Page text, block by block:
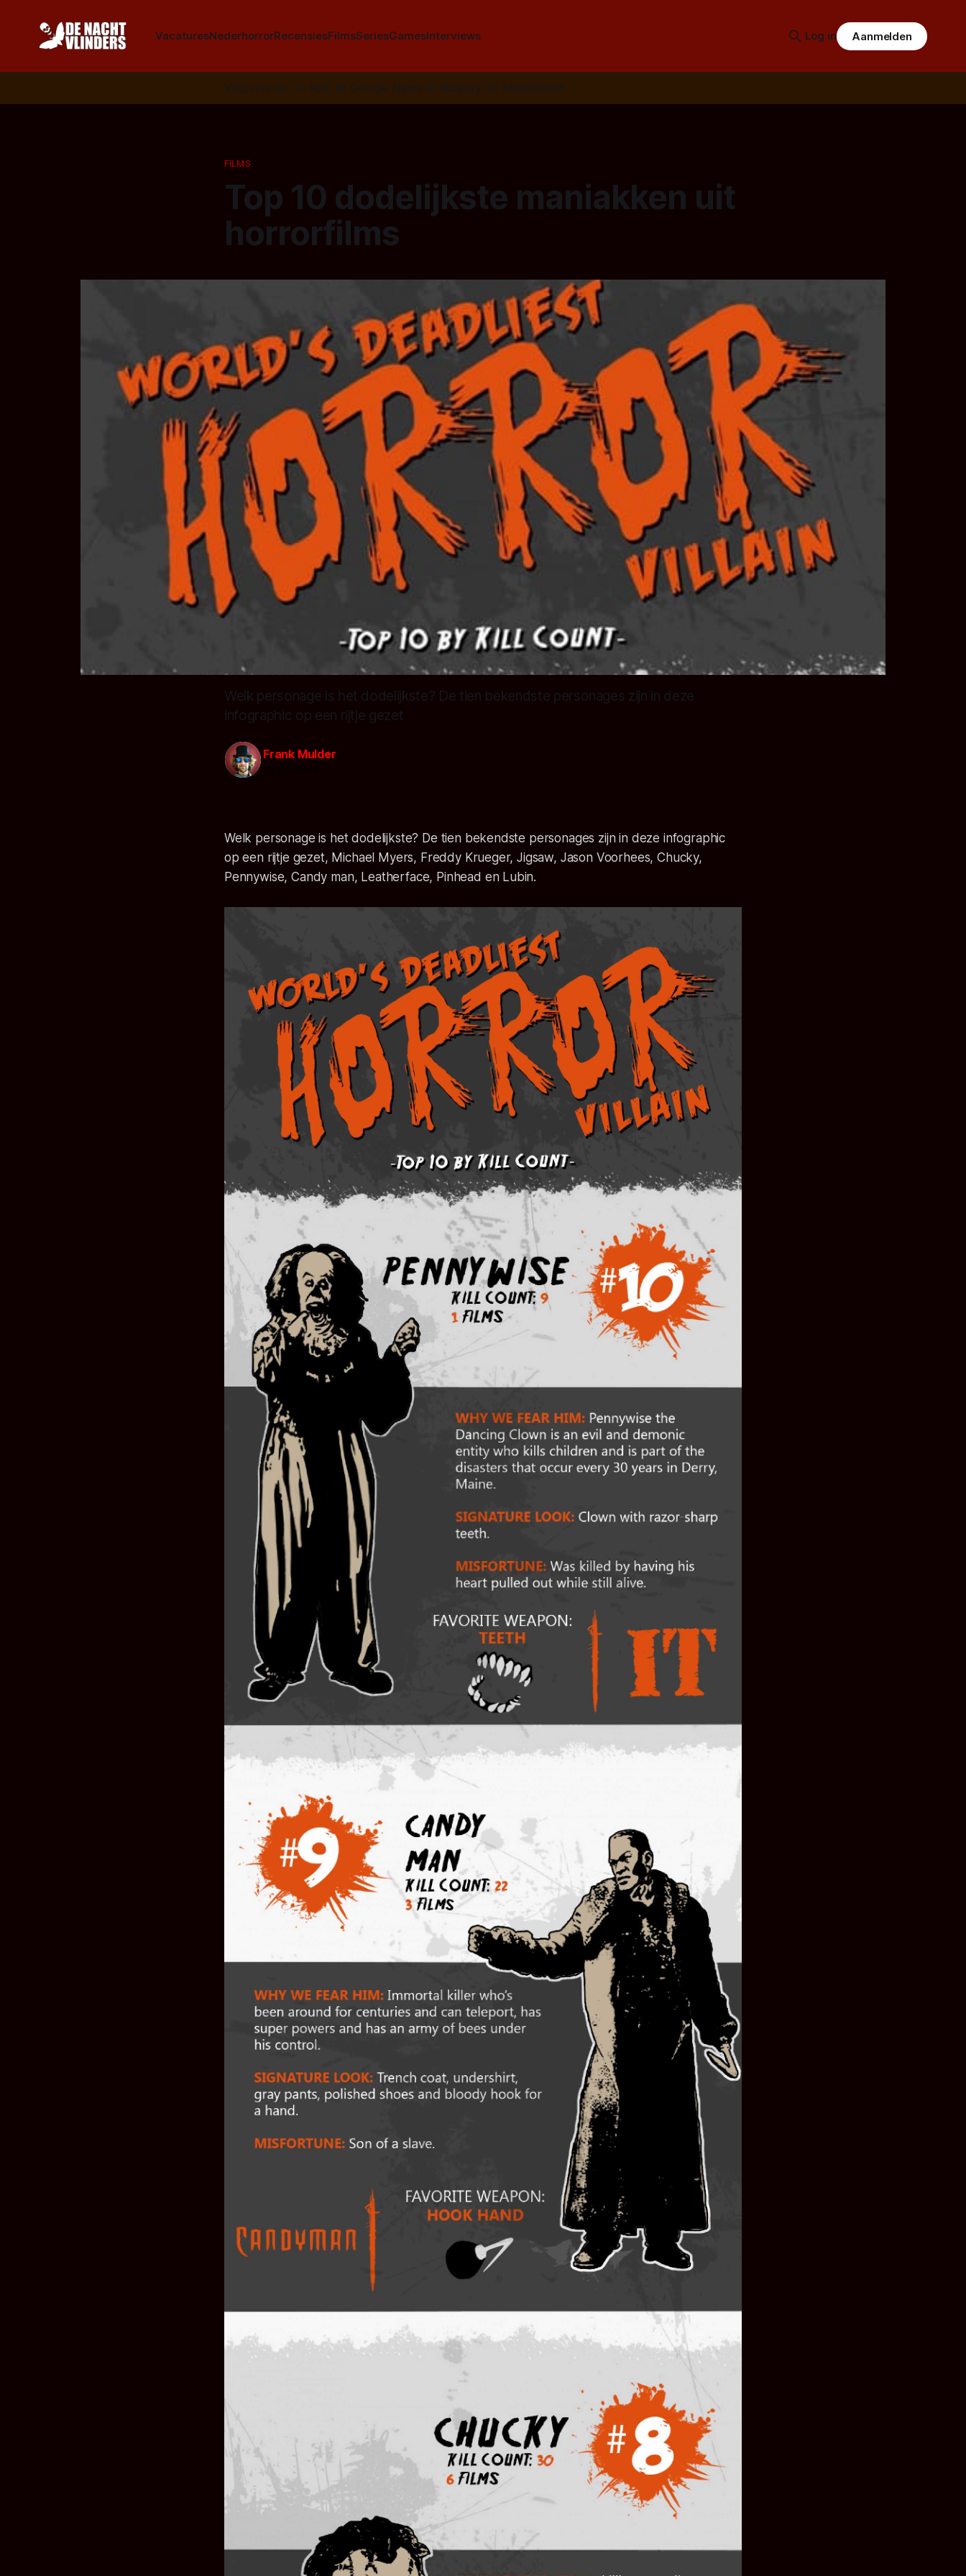
VacaturesNederhorrorRecensiesFilmsSeriesGamesInterviews Log in Aanmelden
Volg ons op: 📣 RSS 📰 Google News 🦋 Bluesky ✉️ Nieuwsbrief
FILMS
Top 10 dodelijkste maniakken uit
horrorfilms
Welk personage is het dodelijkste? De tien bekendste personages zijn in deze
infographic op een rijtje gezet
Frank Mulder
Welk personage is het dodelijkste? De tien bekendste personages zijn in deze infographic
op een rijtje gezet, Michael Myers, Freddy Krueger, Jigsaw, Jason Voorhees, Chucky,
Pennywise, Candy man, Leatherface, Pinhead en Lubin.